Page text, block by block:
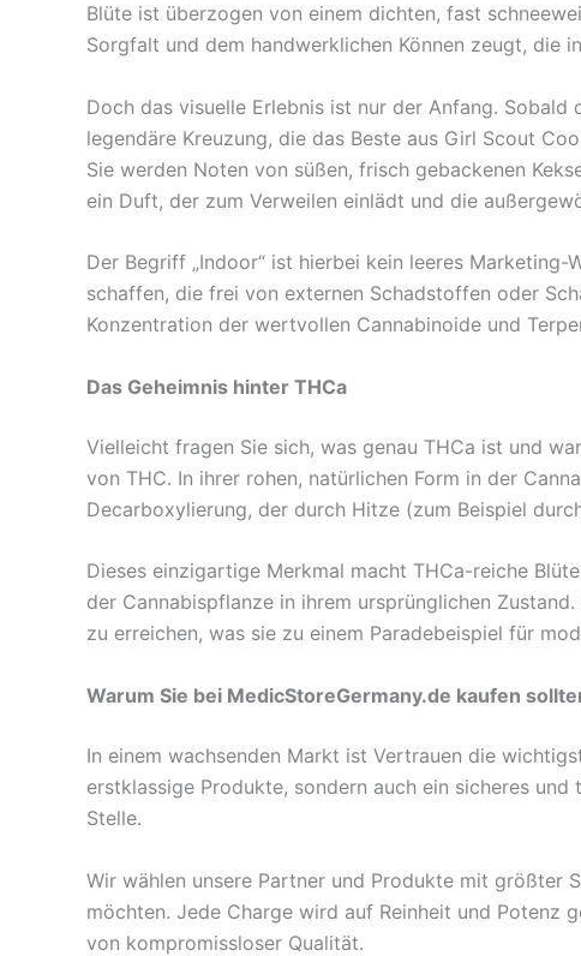
Blüte ist überzogen von einem dichten, fast
Sorgfalt und dem handwerklichen Können zeugt, die
Doch das visuelle Erlebnis ist nur der Anfang.
legendäre Kreuzung, die das Beste aus Girl Scout
Sie werden Noten von süßen, frisch gebackenen
ein Duft, der zum Verweilen einlädt und die
Der Begriff „Indoor“ ist hierbei kein leeres
schaffen, die frei von externen Schadstoffen oder
Konzentration der wertvollen Cannabinoide und
Das Geheimnis hinter THCa
Vielleicht fragen Sie sich, was genau THCa ist und
von THC. In ihrer rohen, natürlichen Form in der
Decarboxylierung, der durch Hitze (zum Beispiel
Dieses einzigartige Merkmal macht THCa-reiche
der Cannabispflanze in ihrem ursprünglichen
zu erreichen, was sie zu einem Paradebeispiel für
Warum Sie bei MedicStoreGermany.de kaufen
In einem wachsenden Markt ist Vertrauen die
erstklassige Produkte, sondern auch ein sicheres
Stelle.
Wir wählen unsere Partner und Produkte mit größter
möchten. Jede Charge wird auf Reinheit und Potenz
von kompromissloser Qualität.